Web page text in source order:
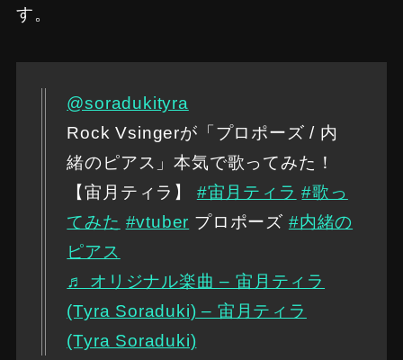
す。
@soradukityra
Rock Vsingerが「プロポーズ / 内
緒のピアス」本気で歌ってみた！
【宙月ティラ】 #宙月ティラ #歌っ
てみた #vtuber プロポーズ #内緒の
ピアス
♬ オリジナル楽曲 – 宙月ティラ
(Tyra Soraduki) – 宙月ティラ
(Tyra Soraduki)